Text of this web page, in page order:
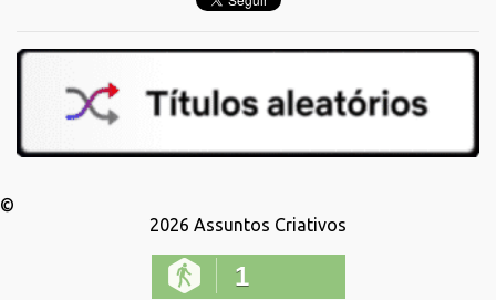
©
2026 Assuntos Criativos
1